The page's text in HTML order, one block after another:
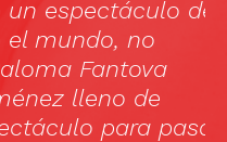
espectáculo de
mundo, no
Fantova
lleno de
para pasar